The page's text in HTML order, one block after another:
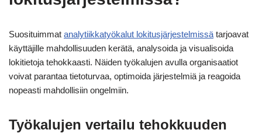
Suosituimmat analytiikkatyökalut lokitusjärjestelmissä tarjoavat
käyttäjille mahdollisuuden kerätä, analysoida ja visualisoida
lokitietoja tehokkaasti. Näiden työkalujen avulla organisaatiot
voivat parantaa tietoturvaa, optimoida järjestelmiä ja reagoida
nopeasti mahdollisiin ongelmiin.
Työkalujen vertailu tehokkuuden